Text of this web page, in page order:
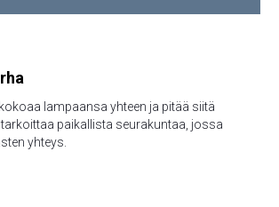
lampaansa yhteen ja pitää siitä
paikallista seurakuntaa, jossa
yhteys.